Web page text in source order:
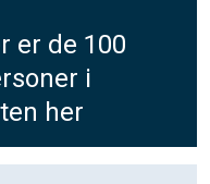
er de 100
i
her